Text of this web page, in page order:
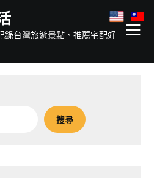
錄台灣旅遊景點、推薦宅配好
搜尋